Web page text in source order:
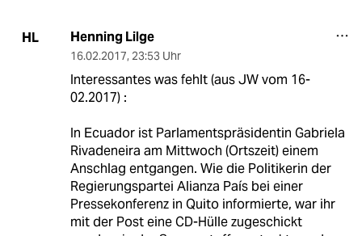
HL Henning Lilge
16.02.2017, 23:53 Uhr
Interessantes was fehlt (aus JW vom 16-
02.2017) :
In Ecuador ist Parlamentspräsidentin Gabriela
Rivadeneira am Mittwoch (Ortszeit) einem
Anschlag entgangen. Wie die Politikerin der
Regierungspartei Alianza País bei einer
Pressekonferenz in Quito informierte, war ihr
mit der Post eine CD-Hülle zugeschickt